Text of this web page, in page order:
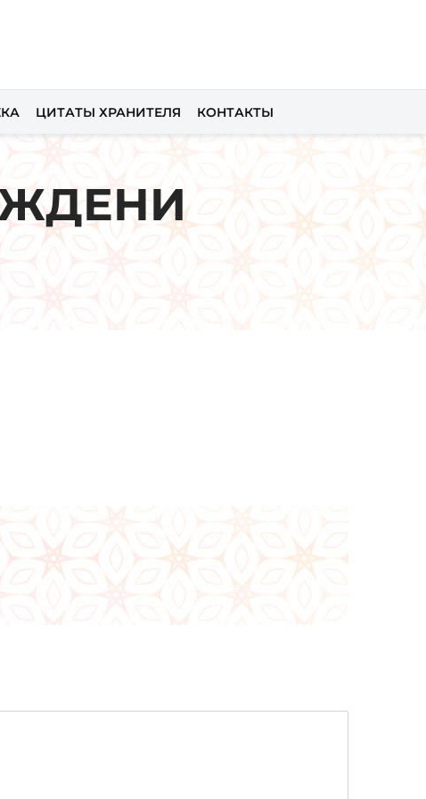
ЦИТАТЫ ХРАНИТЕЛЯ КОНТАКТЫ